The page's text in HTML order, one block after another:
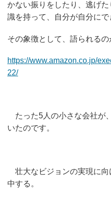
かない振りをしたり、逃げ
識を持って、自分が自分にで
その象徴として、語られるの
https://www.amazon.co.jp/
22/
たった5人の小さな会社が
いたのです。
壮大なビジョンの実現に向
中する。